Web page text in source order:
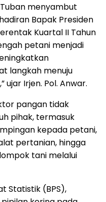
menyambut
Bapak Presiden
Kuartal II Tahun
petani menjadi
langkah menuju
ujar Irjen. Pol. Anwar.
pangan tidak
pihak, termasuk
kepada petani,
pertanian, hingga
tani melalui
Statistik (BPS),